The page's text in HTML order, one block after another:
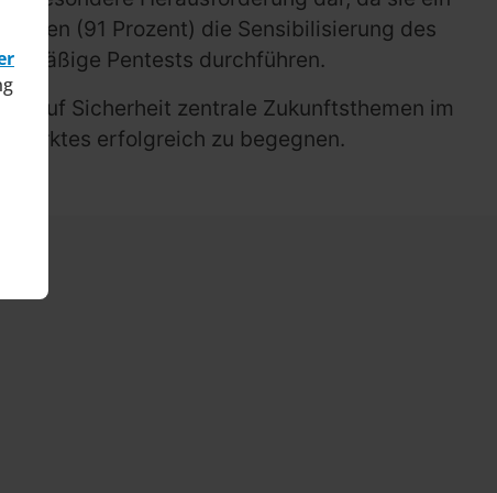
allen (91 Prozent) die Sensibilisierung des
Pentests durchführen.
auf Sicherheit zentrale Zukunftsthemen im
Marktes erfolgreich zu begegnen.